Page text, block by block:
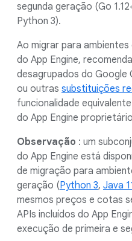
segunda geração (Go
Python 3).
Ao migrar para
do App Engine,
desagrupados do Google
ou outras substituições
funcionalidade
do App Engine
Observação : um
do App Engine está
de migração para
geração (Python 3, Java
mesmos preços e cotas
APIs incluídos do App
execução de primeira e